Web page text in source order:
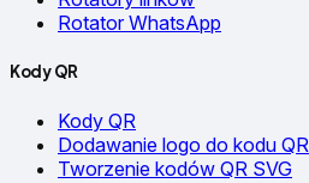
Rotator WhatsApp
Kody QR
Kody QR
Dodawanie logo do kodu QR
Tworzenie kodów QR SVG